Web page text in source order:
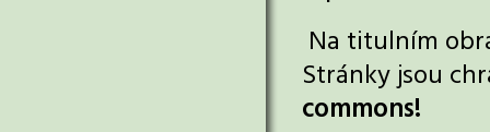
Na titulním
Stránky jsou
commons!